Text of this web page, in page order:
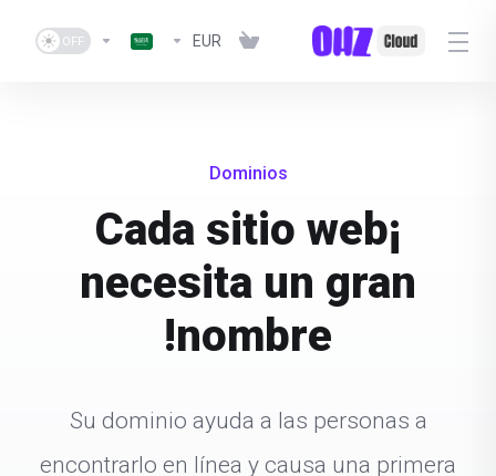
EUR
Dominios
¡Cada sitio web
necesita un gran
nombre!
Su dominio ayuda a las personas a
encontrarlo en línea y causa una primera